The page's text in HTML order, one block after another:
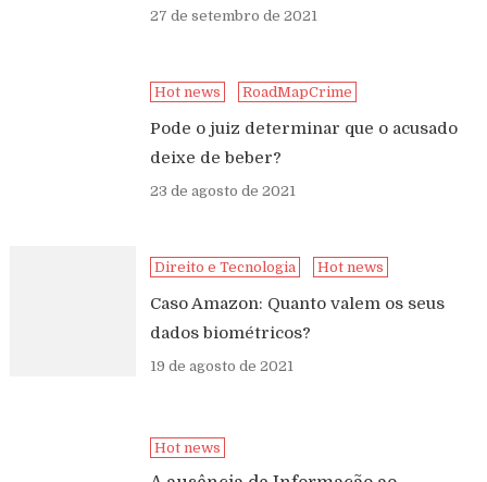
27 de setembro de 2021
Hot news RoadMapCrime
Pode o juiz determinar que o acusado
deixe de beber?
23 de agosto de 2021
Direito e Tecnologia Hot news
Caso Amazon: Quanto valem os seus
dados biométricos?
19 de agosto de 2021
Hot news